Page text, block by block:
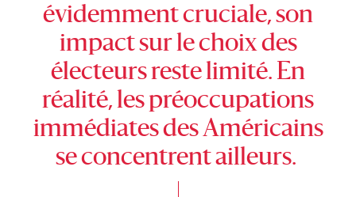
évidemment cruciale, son
impact sur le choix des
électeurs reste limité. En
réalité, les préoccupations
immédiates des Américains
se concentrent ailleurs.